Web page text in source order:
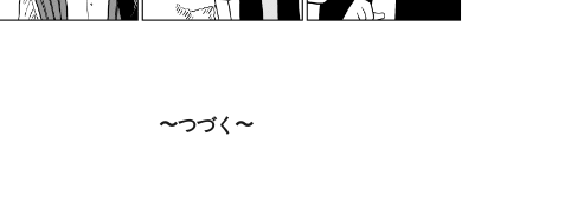
〜つづく〜